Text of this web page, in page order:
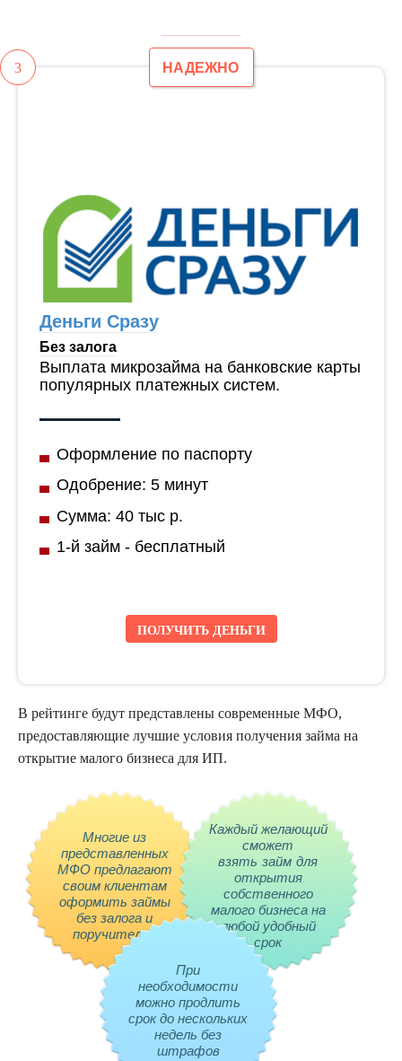
3 НАДЕЖНО
Деньги Сразу
Без залога
Выплата микрозайма на банковские карты
популярных платежных систем.
Оформление по паспорту
Одобрение: 5 минут
Сумма: 40 тыс р.
1-й займ - бесплатный
ПОЛУЧИТЬ ДЕНЬГИ
В рейтинге будут представлены современные МФО,
предоставляющие лучшие условия получения займа на
открытие малого бизнеса для ИП.
Многие из
представленных
МФО предлагают
своим клиентам
оформить займы
без залога и
поручителей
Каждый желающий
сможет
взять займ для
открытия
собственного
малого бизнеса на
любой удобный
срок
При
необходимости
можно продлить
срок до нескольких
недель без
штрафов